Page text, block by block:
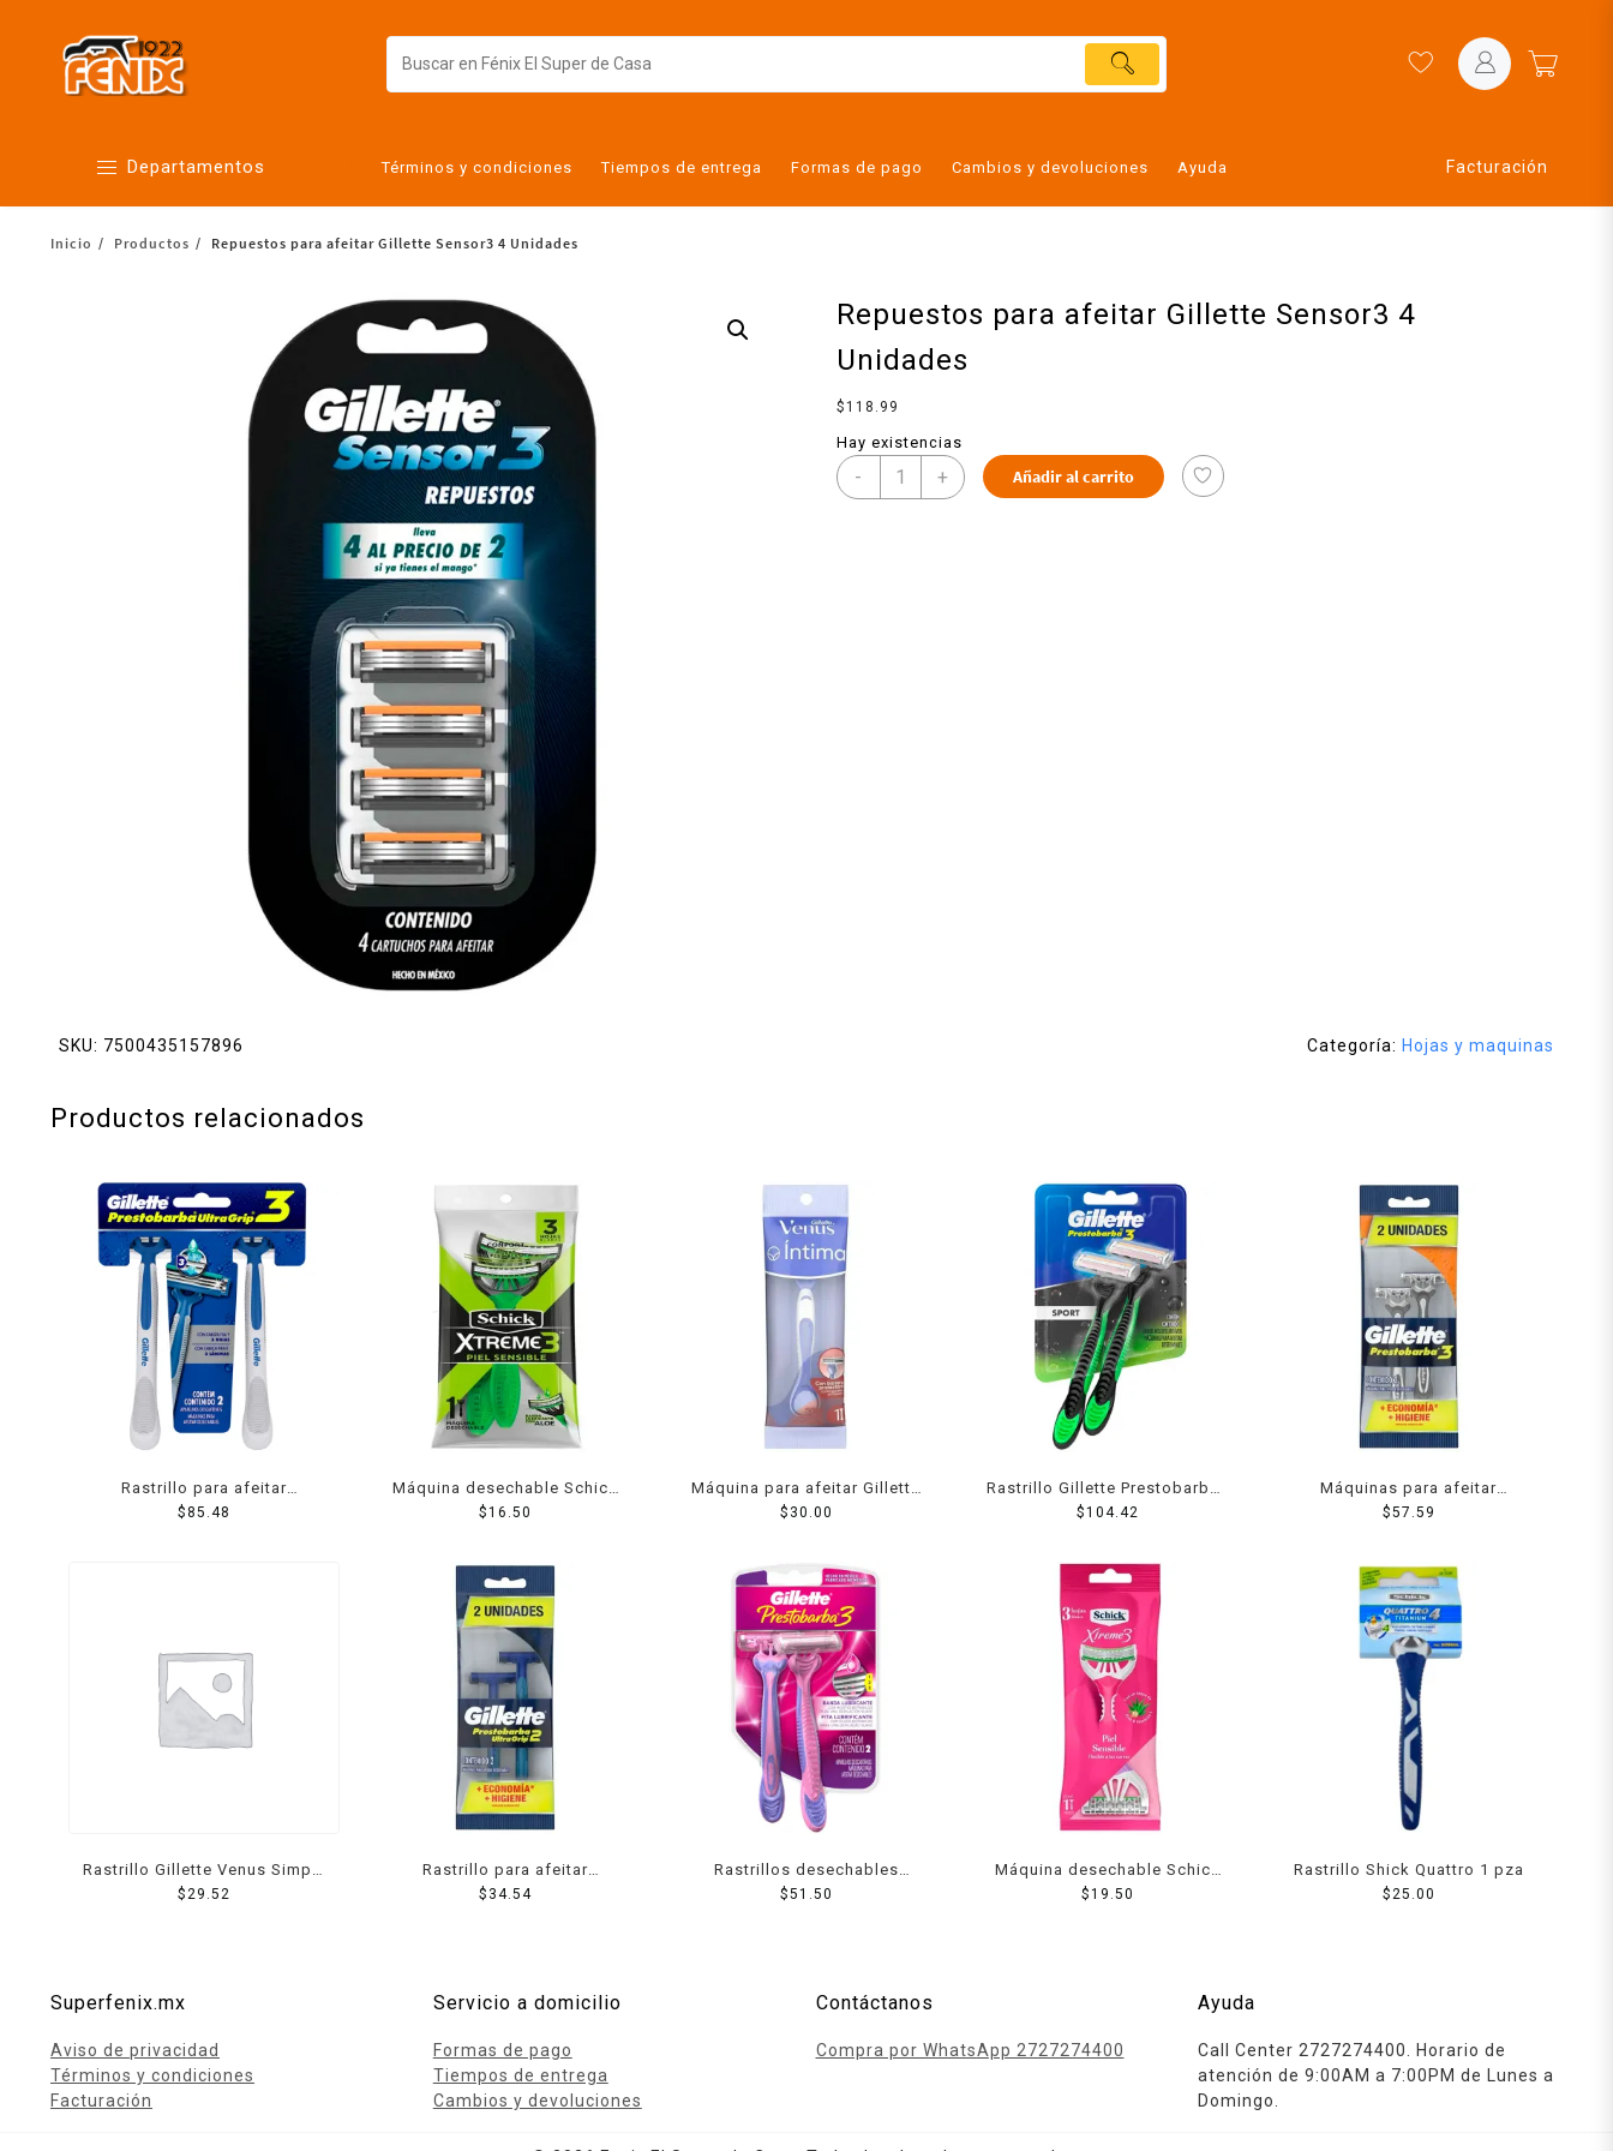
Departamentos
Alimentos
Términos y condiciones Tiempos de entrega Formas de pago Cambios y devoluciones Ayuda Facturación
Inicio Productos Repuestos para afeitar Gillette Sensor3 4 Unidades
Repuestos para afeitar Gillette Sensor3 4
Unidades
$ 118.99
Hay existencias
- + Añadir al carrito
SKU: 7500435157896 Categoría: Hojas y maquinas
Productos relacionados
Rastrillo para afeitar
desechable Gillette
$ 85.48
Máquina desechable Schick
Xtreme 3 con aloe piel
$16.50
Máquina para afeitar Gillette
Venus desechable íntima con
$ 30.00
Rastrillo Gillette Prestobarba3
Sport con 3 hojas para rasurar
$104.42
Máquinas para afeitar
desechables Gillette
pzas
$57.59
Rastrillo Gillette Venus Simply
3
$ 29.52
Rastrillo para afeitar
desechable Gillette
$ 34.54
Rastrillos desechables
Gillette Prestobarba 3 para
$51.50
Máquina desechable Schick
Xtreme 3 con aloe y vitamina E
$19.50
Rastrillo Shick Quattro 1 pza
$ 25.00
Superfenix.mx
Aviso de privacidad
Términos y condiciones
Facturación
Servicio a domicilio
Formas de pago
Tiempos de entrega
Cambios y devoluciones
Contáctanos
Compra por WhatsApp 2727274400
Ayuda
Call Center 2727274400. Horario de
atención de 9:00AM a 7:00PM de Lunes a
Domingo.